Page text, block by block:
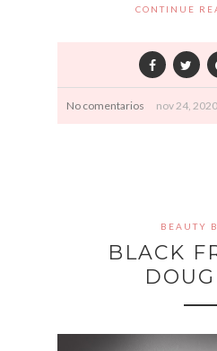
CONTINUE
No comentarios nov 24,
BEAUTY
BLACK